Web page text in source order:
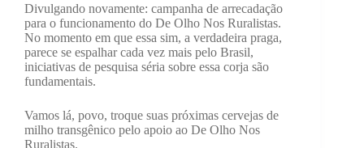
Divulgando novamente: campanha de arrecadação
para o funcionamento do De Olho Nos Ruralistas.
No momento em que essa sim, a verdadeira praga,
parece se espalhar cada vez mais pelo Brasil,
iniciativas de pesquisa séria sobre essa corja são
fundamentais.
Vamos lá, povo, troque suas próximas cervejas de
milho transgênico pelo apoio ao De Olho Nos
Ruralistas.